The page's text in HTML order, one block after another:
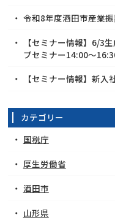
令和8年度酒田市産業
【セミナー情報】6/3
プセミナー14:00～
【セミナー情報】新
カテゴリー
国税庁
厚生労働省
酒田市
山形県